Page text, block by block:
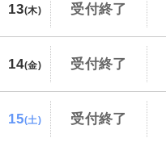
13(木) 受付終了
14(金) 受付終了
15(土) 受付終了